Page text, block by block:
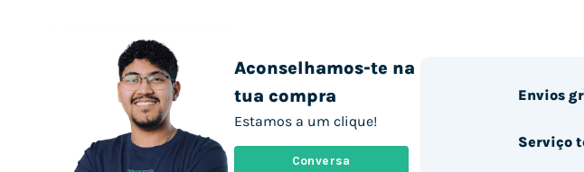
Aconselhamos-te na
tua compra
Estamos a um clique!
Conversa
Envios
Serviço